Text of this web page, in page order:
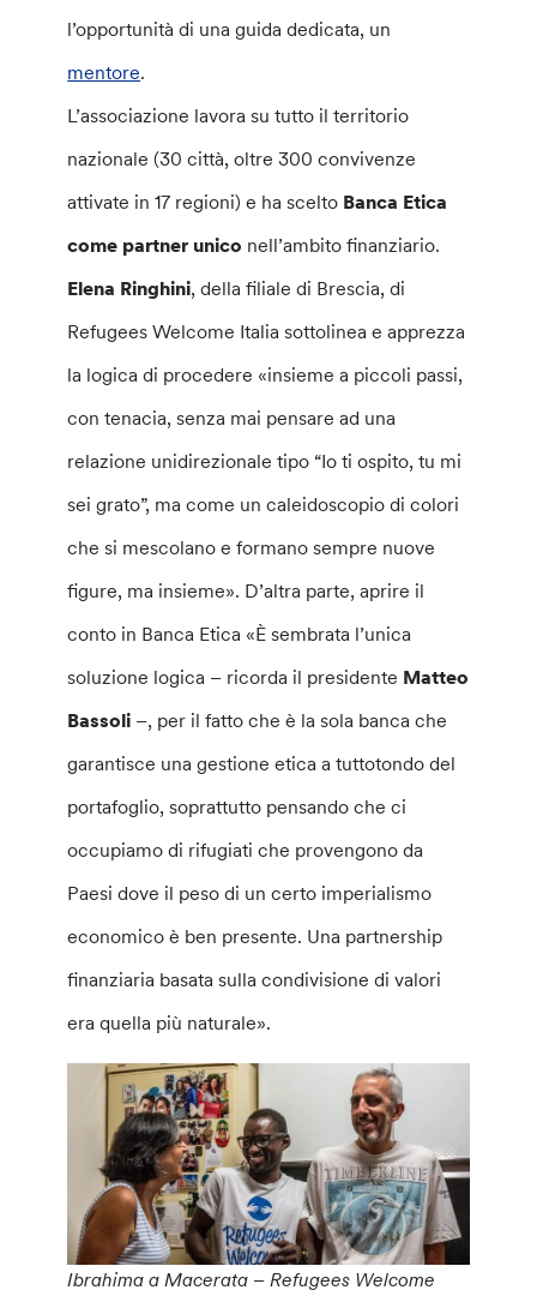
l’opportunità di una guida dedicata, un
mentore.
L’associazione lavora su tutto il territorio
nazionale (30 città, oltre 300 convivenze
attivate in 17 regioni) e ha scelto Banca Etica
come partner unico nell’ambito finanziario.
Elena Ringhini, della filiale di Brescia, di
Refugees Welcome Italia sottolinea e apprezza
la logica di procedere «insieme a piccoli passi,
con tenacia, senza mai pensare ad una
relazione unidirezionale tipo “Io ti ospito, tu mi
sei grato”, ma come un caleidoscopio di colori
che si mescolano e formano sempre nuove
figure, ma insieme». D’altra parte, aprire il
conto in Banca Etica «È sembrata l’unica
soluzione logica – ricorda il presidente Matteo
Bassoli –, per il fatto che è la sola banca che
garantisce una gestione etica a tuttotondo del
portafoglio, soprattutto pensando che ci
occupiamo di rifugiati che provengono da
Paesi dove il peso di un certo imperialismo
economico è ben presente. Una partnership
finanziaria basata sulla condivisione di valori
era quella più naturale».
Ibrahima a Macerata – Refugees Welcome